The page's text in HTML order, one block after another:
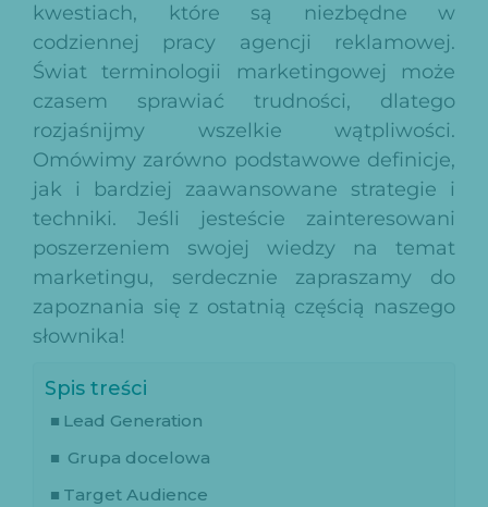
kwestiach, które są niezbędne w
codziennej pracy agencji reklamowej.
Świat terminologii marketingowej może
czasem sprawiać trudności, dlatego
rozjaśnijmy wszelkie wątpliwości.
Omówimy zarówno podstawowe definicje,
jak i bardziej zaawansowane strategie i
techniki. Jeśli jesteście zainteresowani
poszerzeniem swojej wiedzy na temat
marketingu, serdecznie zapraszamy do
zapoznania się z ostatnią częścią naszego
słownika!
Spis treści
Lead Generation
Grupa docelowa
Target Audience